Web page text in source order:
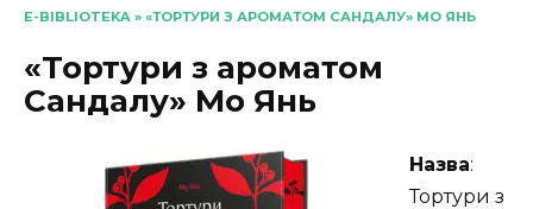
E-BIBLIOTEKA » «ТОРТУРИ З АРОМАТОМ САНДАЛУ» МО ЯНЬ
«Тортури з ароматом
Сандалу» Мо Янь
Назва:
Тортури з